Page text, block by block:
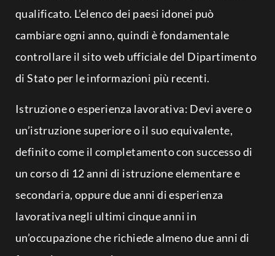
qualificato. L’elenco dei paesi idonei può
cambiare ogni anno, quindi è fondamentale
controllare il sito web ufficiale del Dipartimento
di Stato per le informazioni più recenti.
Istruzione o esperienza lavorativa: Devi avere o
un’istruzione superiore o il suo equivalente,
definito come il completamento con successo di
un corso di 12 anni di istruzione elementare e
secondaria, oppure due anni di esperienza
lavorativa negli ultimi cinque anni in
un’occupazione che richiede almeno due anni di